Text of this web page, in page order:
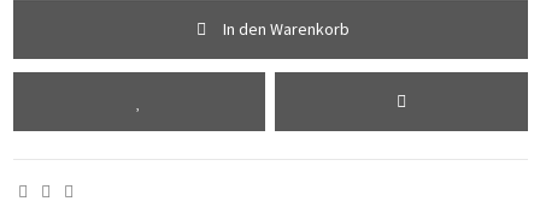
In den Warenkorb